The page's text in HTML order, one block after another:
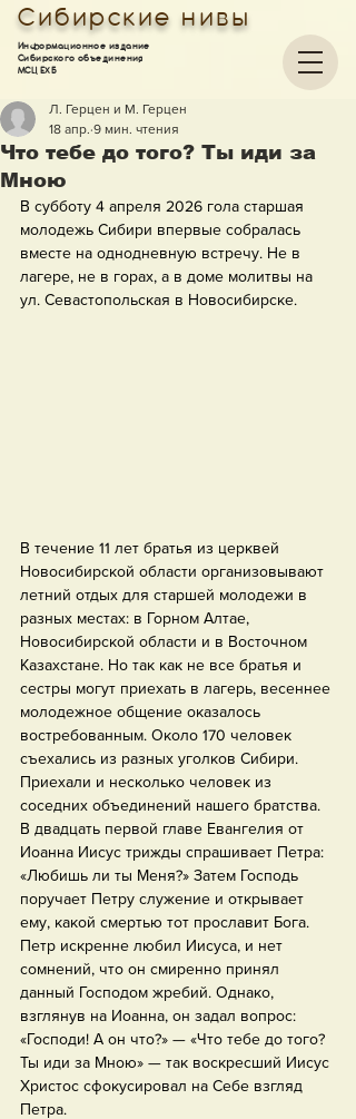
Информационное издание
Сибирского объединения
МСЦ ЕХБ
Сибирские нивы
Что тебе до того? Ты иди за
Мною
Л. Герцен и М. Герцен
18 апр. 9 мин. чтения
В субботу 4 апреля 2026 гола старшая
молодежь Сибири впервые собралась
вместе на однодневную встречу. Не в
лагере, не в горах, а в доме молитвы на
ул. Севастопольская в Новосибирске.
В течение 11 лет братья из церквей
Новосибирской области организовывают
летний отдых для старшей молодежи в
разных местах: в Горном Алтае,
Новосибирской области и в Восточном
Казахстане. Но так как не все братья и
сестры могут приехать в лагерь, весеннее
молодежное общение оказалось
востребованным. Около 170 человек
съехались из разных уголков Сибири.
Приехали и несколько человек из
соседних объединений нашего братства.
В двадцать первой главе Евангелия от
Иоанна Иисус трижды спрашивает Петра:
«Любишь ли ты Меня?» Затем Господь
поручает Петру служение и открывает
ему, какой смертью тот прославит Бога.
Петр искренне любил Иисуса, и нет
сомнений, что он смиренно принял
данный Господом жребий. Однако,
взглянув на Иоанна, он задал вопрос:
«Господи! А он что?» — «Что тебе до того?
Ты иди за Мною» — так воскресший Иисус
Христос сфокусировал на Себе взгляд
Петра.